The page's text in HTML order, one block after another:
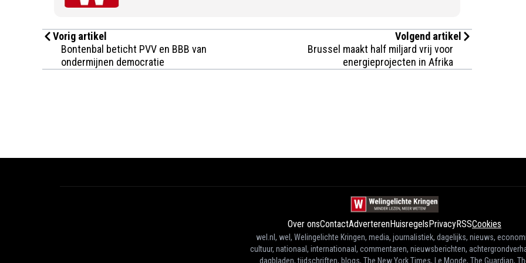
Vorig artikel
Bontenbal beticht PVV en BBB van
ondermijnen democratie
Volgend artikel
Brussel maakt half miljard vrij voor
energieprojecten in Afrika
Over onsContactAdverterenHuisregels PrivacyRSSCookies
wel.nl, wel, Welingelichte Kringen, media, journalistiek, dagelijks, nieuws,
cultuur, nationaal, internationaal, commentaren, nieuwsberichten,
dagbladen, tijdschriften, blogs, The New York Times, Le Monde, The Guardian,